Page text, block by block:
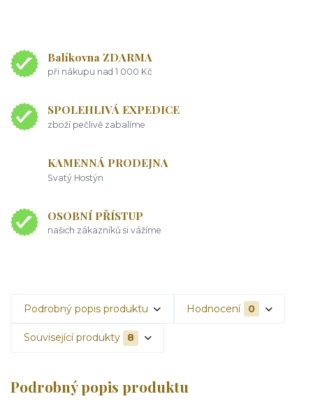
Balíkovna ZDARMA
při nákupu nad 1 000 Kč
SPOLEHLIVÁ EXPEDICE
zboží pečlivě zabalíme
KAMENNÁ PRODEJNA
Svatý Hostýn
OSOBNÍ PŘÍSTUP
našich zákazníků si vážíme
Podrobný popis produktu Hodnocení 0
Související produkty 8
Podrobný popis produktu